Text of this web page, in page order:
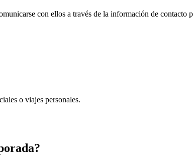
con ellos a través de la información de contacto
o viajes personales.